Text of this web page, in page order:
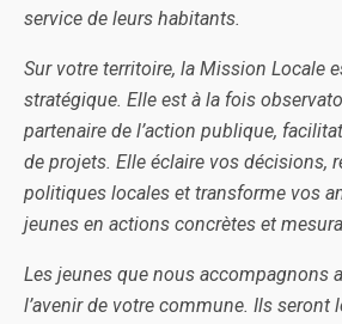
service de leurs habitants.
Sur votre territoire, la Mission Locale
stratégique. Elle est à la fois
partenaire de l’action publique,
de projets. Elle éclaire vos décisions,
politiques locales et transforme vos
jeunes en actions concrètes et
Les jeunes que nous accompagnons
l’avenir de votre commune. Ils seront